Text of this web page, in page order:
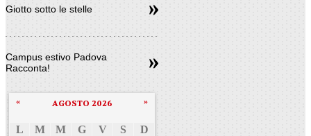
Giotto sotto le stelle
Campus estivo Padova
Racconta!
AGOSTO 2026
« »
L M M G V S D